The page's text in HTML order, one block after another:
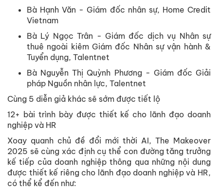
Bà Hạnh Văn - Giám đốc nhân sự, Home Credit
Vietnam
Bà Lý Ngọc Trân - Giám đốc dịch vụ Nhân sự
thuê ngoài kiêm Giám đốc Nhân sự vận hành &
Tuyển dụng, Talentnet
Bà Nguyễn Thị Quỳnh Phương - Giám đốc Giải
pháp Nguồn nhân lực, Talentnet
Cùng 5 diễn giả khác sẽ sớm được tiết lộ
12+ bài trình bày được thiết kế cho lãnh đạo doanh
nghiệp và HR
Xoay quanh chủ đề đổi mới thời AI, The Makeover
2025 sẽ cùng xác định cụ thể con đường tăng trưởng
kế tiếp của doanh nghiệp thông qua những nội dung
được thiết kế riêng cho lãnh đạo doanh nghiệp và HR,
có thể kể đến như: